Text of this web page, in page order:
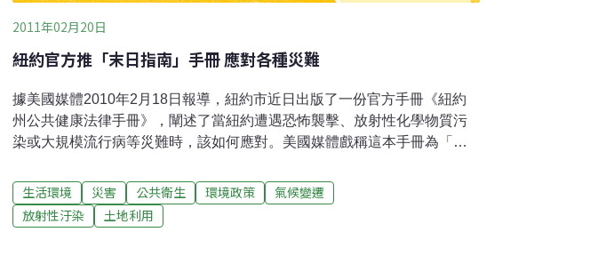
2011年02月20日
紐約官方推「末日指南」手冊 應對各種災難
據美國媒體2010年2月18日報導，紐約市近日出版了一份官方手冊《紐約
州公共健康法律手冊》，闡述了當紐約遭遇恐怖襲擊、放射性化學物質污
染或大規模流行病等災難時，該如何應對。美國媒體戲稱這本手冊為「末
律爭議。為此，紐約市出版了一本由紐約司法部門和律師協會聯合編撰的
《紐約州公共健康法律手冊》，作為法官、律師處理災難事件的法律依
據。同時該手冊還稱，政府宣稱這類緊急事件的時候有更大的權力，「當
生活環境 災害 公共衛生 環境政策
氣候變遷
放射性汙染
土地利用